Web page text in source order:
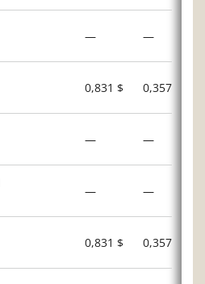
— —
0,831 $ 0,357 $
— —
— —
0,831 $ 0,357 $